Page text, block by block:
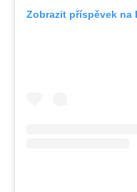
Zobrazit příspěvek na